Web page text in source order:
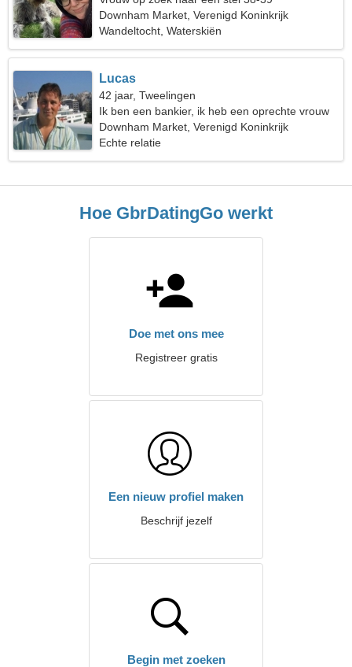
Downham Market, Verenigd Koninkrijk
Wandeltocht, Waterskiën
Lucas
42 jaar, Tweelingen
Ik ben een bankier, ik heb een oprechte vrouw
nodig
Downham Market, Verenigd Koninkrijk
Echte relatie
Hoe GbrDatingGo werkt
Doe met ons mee
Registreer gratis
Een nieuw profiel maken
Beschrijf jezelf
Begin met zoeken